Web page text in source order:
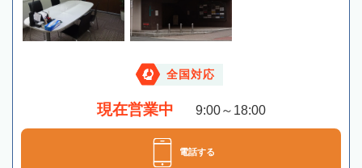
全国対応
現在営業中 9:00～18:00
電話する